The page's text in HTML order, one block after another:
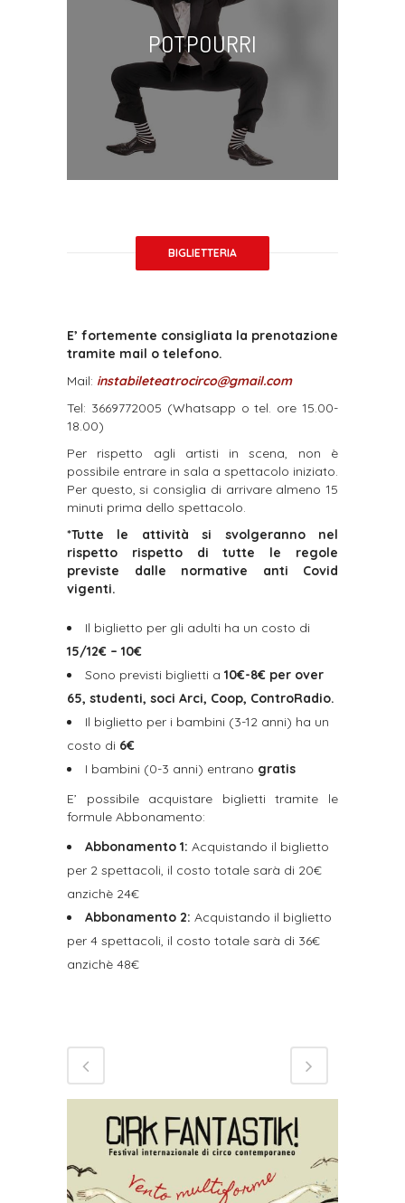
POTPOURRI
BIGLIETTERIA
E’ fortemente consigliata la prenotazione
tramite mail o telefono.
Mail: instabileteatrocirco@gmail.com
Tel: 3669772005 (Whatsapp o tel. ore 15.00-
18.00)
Per rispetto agli artisti in scena, non è
possibile entrare in sala a spettacolo iniziato.
Per questo, si consiglia di arrivare almeno 15
minuti prima dello spettacolo.
*Tutte le attività si svolgeranno nel
rispetto rispetto di tutte le regole
previste dalle normative anti Covid
vigenti.
Il biglietto per gli adulti ha un costo di
15/12€ – 10€
Sono previsti biglietti a 10€-8€ per over
65, studenti, soci Arci, Coop, ControRadio.
Il biglietto per i bambini (3-12 anni) ha un
costo di 6€
I bambini (0-3 anni) entrano gratis
E’ possibile acquistare biglietti tramite le
formule Abbonamento:
Abbonamento 1: Acquistando il biglietto
per 2 spettacoli, il costo totale sarà di 20€
anzichè 24€
Abbonamento 2: Acquistando il biglietto
per 4 spettacoli, il costo totale sarà di 36€
anzichè 48€